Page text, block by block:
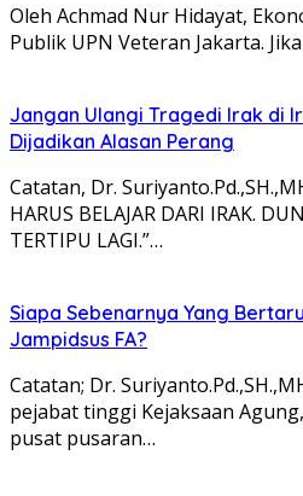
Oleh Achmad Nur Hidayat,
Publik UPN Veteran Jakarta.
Jangan Ulangi Tragedi Irak di
Dijadikan Alasan Perang
Catatan, Dr.
HARUS BELAJAR DARI IRAK.
TERTIPU LAGI.”…
Siapa Sebenarnya Yang
Jampidsus FA?
Catatan; Dr.
pejabat tinggi Kejaksaan
pusat pusaran…